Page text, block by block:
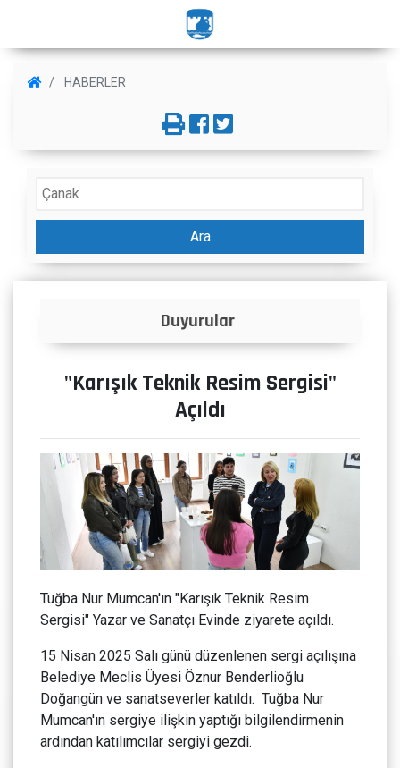
HABERLER
Ara
İlanlar
"Karışık Teknik Resim Sergisi"
Açıldı
Tuğba Nur Mumcan'ın "Karışık Teknik Resim
Sergisi" Yazar ve Sanatçı Evinde ziyarete açıldı.
15 Nisan 2025 Salı günü düzenlenen sergi açılışına
Belediye Meclis Üyesi Öznur Benderlioğlu
Doğangün ve sanatseverler katıldı. Tuğba Nur
Mumcan'ın sergiye ilişkin yaptığı bilgilendirmenin
ardından katılımcılar sergiyi gezdi.